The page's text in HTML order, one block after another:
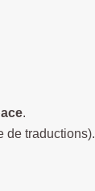
.
de traductions).